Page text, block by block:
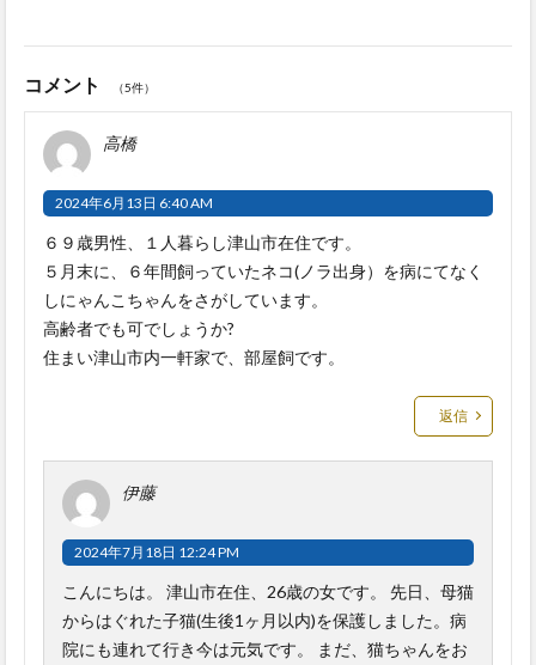
コメント （5件）
高橋
2024年6月13日 6:40 AM
６９歳男性、１人暮らし津山市在住です。
５月末に、６年間飼っていたネコ(ノラ出身）を病にてなく
しにゃんこちゃんをさがしています。
高齢者でも可でしょうか?
住まい津山市内一軒家で、部屋飼です。
返信
伊藤
2024年7月18日 12:24 PM
こんにちは。 津山市在住、26歳の女です。 先日、母猫
からはぐれた子猫(生後1ヶ月以内)を保護しました。病
院にも連れて行き今は元気です。 まだ、猫ちゃんをお